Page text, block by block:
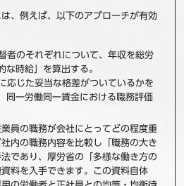
、例えば、以下のアプローチが有効
者のそれぞれについて、年収を総労
な時給」を算出する。
応じた妥当な格差がついているかを
同一労働同一賃金における職務評価
員の職務が会社にとってどの程度重
内の職務内容を比較し「職務の大き
であり、厚労省の「多様な働き方の
料を入手できます。この資料自体